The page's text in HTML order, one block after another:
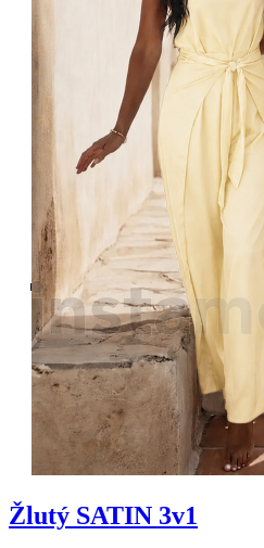
Žlutý SATIN 3v1